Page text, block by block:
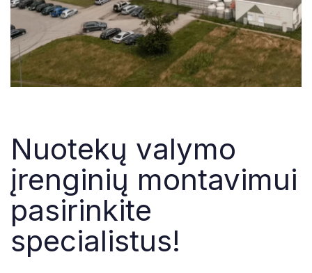
Nuotekų valymo
įrenginių montavimui
pasirinkite
specialistus!